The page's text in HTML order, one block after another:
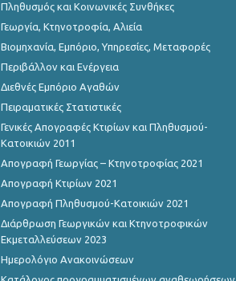
Πληθυσμός και Κοινωνικές Συνθήκες
Γεωργία, Κτηνοτροφία, Αλιεία
Βιομηχανία, Εμπόριο, Υπηρεσίες, Μεταφορές
Περιβάλλον και Ενέργεια
Διεθνές Εμπόριο Αγαθών
Πειραματικές Στατιστικές
Γενικές Απογραφές Κτιρίων και Πληθυσμού-
Κατοικιών 2011
Απογραφή Γεωργίας – Κτηνοτροφίας 2021
Απογραφή Κτιρίων 2021
Απογραφή Πληθυσμού-Κατοικιών 2021
Διάρθρωση Γεωργικών και Κτηνοτροφικών
Εκμεταλλεύσεων 2023
Ημερολόγιο Ανακοινώσεων